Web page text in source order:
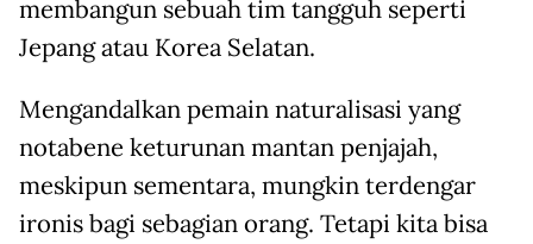
membangun sebuah tim tangguh seperti
Jepang atau Korea Selatan.
Mengandalkan pemain naturalisasi yang
notabene keturunan mantan penjajah,
meskipun sementara, mungkin terdengar
ironis bagi sebagian orang. Tetapi kita bisa